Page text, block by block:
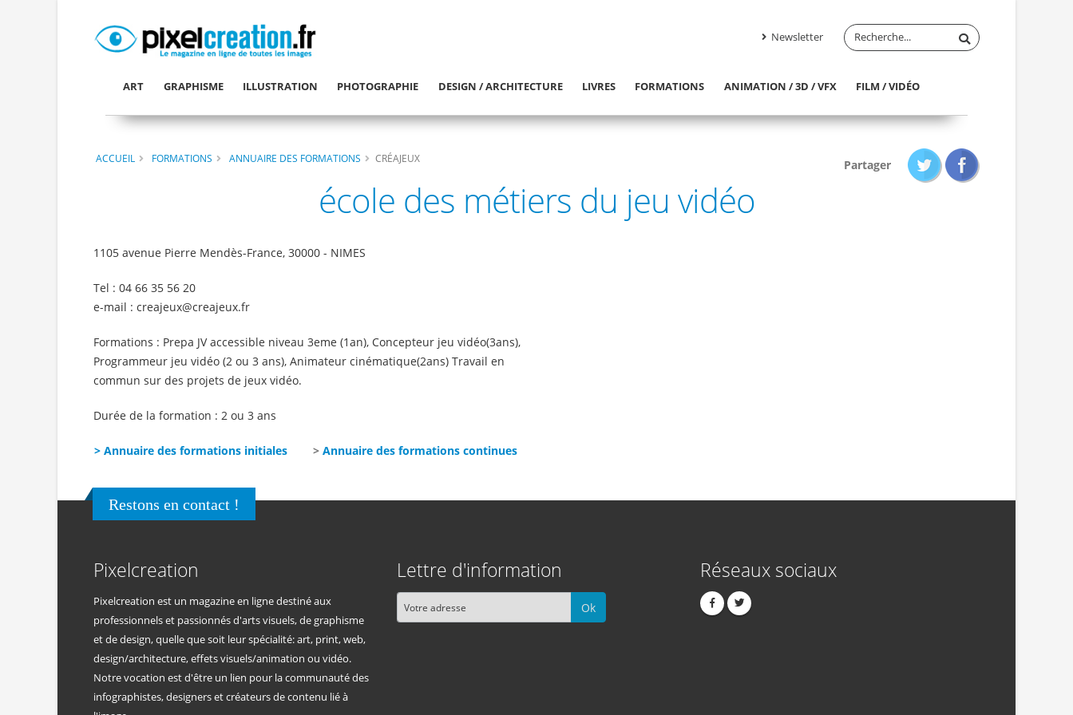
Newsletter
ART GRAPHISME ILLUSTRATION PHOTOGRAPHIE DESIGN / ARCHITECTURE LIVRES FORMATIONS ANIMATION / 3D / VFX FILM / VIDÉO
ACCUEIL FORMATIONS ANNUAIRE DES FORMATIONS CRÉAJEUX Partager
école des métiers du jeu vidéo
1105 avenue Pierre Mendès-France, 30000 - NIMES
Tel : 04 66 35 56 20
e-mail : creajeux@creajeux.fr
Formations : Prepa JV accessible niveau 3eme (1an), Concepteur jeu vidéo(3ans),
Programmeur jeu vidéo (2 ou 3 ans), Animateur cinématique(2ans) Travail en
commun sur des projets de jeux vidéo.
Durée de la formation : 2 ou 3 ans
> Annuaire des formations initiales > Annuaire des formations continues
Restons en contact !
Pixelcreation
Pixelcreation est un magazine en ligne destiné aux
professionnels et passionnés d'arts visuels, de graphisme
et de design, quelle que soit leur spécialité: art, print, web,
design/architecture, effets visuels/animation ou vidéo.
Notre vocation est d'être un lien pour la communauté des
infographistes, designers et créateurs de contenu lié à
Lettre d'information
Ok
Réseaux sociaux